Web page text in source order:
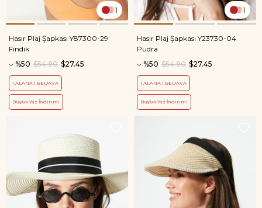
1
Hasır Plaj Şapkası Y87300-29
Fındık
%50
$27.45
$54.90
1 ALANA 1 BEDAVA
Büyük Yaz İndirimi
1
Hasır Plaj Şapkası Y23730-04
Pudra
%50
$27.45
$54.90
1 ALANA 1 BEDAVA
Büyük Yaz İndirimi